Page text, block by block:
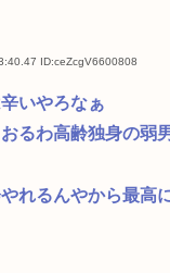
ID:ceZcgV6600808
いやろなぁ
るわ高齢独身の弱
れるんやから最高